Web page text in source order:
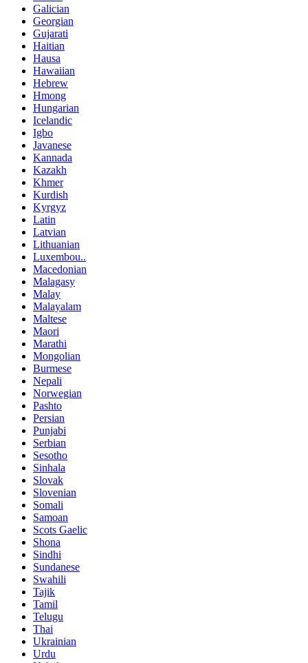
Galician
Georgian
Gujarati
Haitian
Hausa
Hawaiian
Hebrew
Hmong
Hungarian
Icelandic
Igbo
Javanese
Kannada
Kazakh
Khmer
Kurdish
Kyrgyz
Latin
Latvian
Lithuanian
Luxembou..
Macedonian
Malagasy
Malay
Malayalam
Maltese
Maori
Marathi
Mongolian
Burmese
Nepali
Norwegian
Pashto
Persian
Punjabi
Serbian
Sesotho
Sinhala
Slovak
Slovenian
Somali
Samoan
Scots Gaelic
Shona
Sindhi
Sundanese
Swahili
Tajik
Tamil
Telugu
Thai
Ukrainian
Urdu